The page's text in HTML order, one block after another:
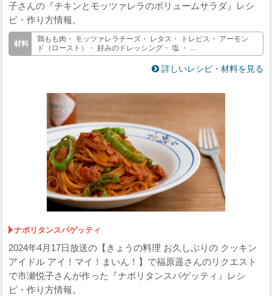
子さんの『チキンとモッツァレラのボリュームサラダ』レシ
ピ・作り方情報。
鶏もも肉・ モッツァレラチーズ・ レタス・ トレビス・ アーモン
ド（ロースト）・ 好みのドレッシング・ 塩 ・ ...
詳しいレシピ・材料を見る
ナポリタンスパゲッティ
2024年4月17日放送の【きょうの料理 お久しぶりの クッキン
アイドル アイ！マイ！まいん！】で福原遥さんのリクエスト
で市瀬悦子さんが作った『ナポリタンスパゲッティ』レシ
ピ・作り方情報。